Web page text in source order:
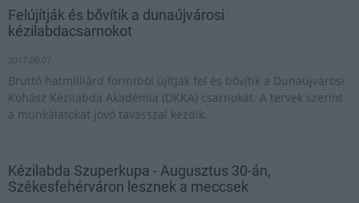
Felújítják és bővítik a dunaújvárosi
kézilabdacsarnokot
2017.09.07
Bruttó hatmilliárd forintból újítják fel és bővítik a Dunaújvárosi
Kohász Kézilabda Akadémia (DKKA) csarnokát. A tervek szerint
a munkálatokat jövő tavasszal kezdik.
Kézilabda Szuperkupa - Augusztus 30-án,
Székesfehérváron lesznek a meccsek